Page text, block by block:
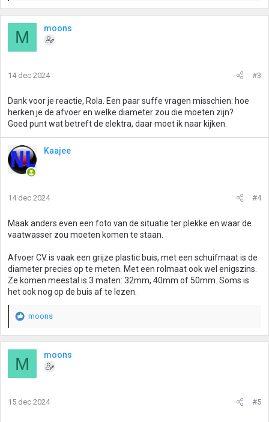
a
d
n
e
n
:
M moons
14 dec 2024 #3
Dank voor je reactie, Rola. Een paar suffe vragen misschien: hoe
herken je de afvoer en welke diameter zou die moeten zijn?
Goed punt wat betreft de elektra, daar moet ik naar kijken.
Kaajee
14 dec 2024 #4
Maak anders even een foto van de situatie ter plekke en waar de
vaatwasser zou moeten komen te staan.
Afvoer CV is vaak een grijze plastic buis, met een schuifmaat is de
diameter precies op te meten. Met een rolmaat ook wel enigszins.
Ze komen meestal is 3 maten: 32mm, 40mm of 50mm. Soms is
het ook nog op de buis af te lezen.
W
a
d
n
moons
M moons
15 dec 2024 #5